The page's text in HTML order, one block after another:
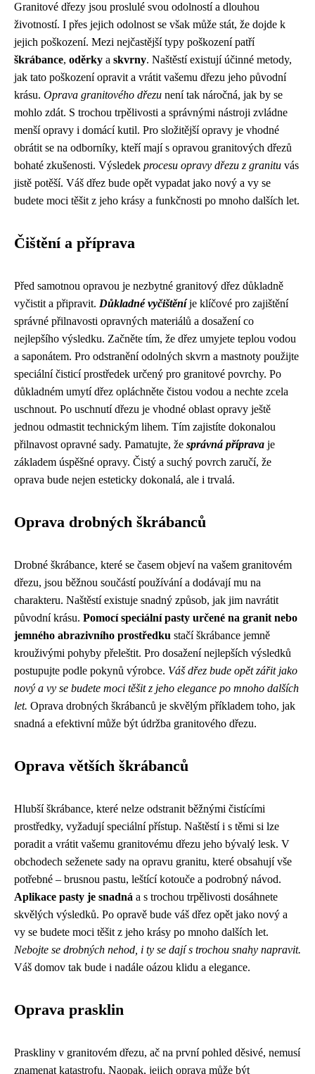
Granitové dřezy jsou proslulé svou odolností a dlouhou
životností. I přes jejich odolnost se však může stát, že dojde k
jejich poškození. Mezi nejčastější typy poškození patří
škrábance, oděrky a skvrny. Naštěstí existují účinné metody,
jak tato poškození opravit a vrátit vašemu dřezu jeho původní
krásu. Oprava granitového dřezu není tak náročná, jak by se
mohlo zdát. S trochou trpělivosti a správnými nástroji zvládne
menší opravy i domácí kutil. Pro složitější opravy je vhodné
obrátit se na odborníky, kteří mají s opravou granitových dřezů
bohaté zkušenosti. Výsledek procesu opravy dřezu z granitu vás
jistě potěší. Váš dřez bude opět vypadat jako nový a vy se
budete moci těšit z jeho krásy a funkčnosti po mnoho dalších let.
Čištění a příprava
Před samotnou opravou je nezbytné granitový dřez důkladně
vyčistit a připravit. Důkladné vyčištěníje klíčové pro zajištění
správné přilnavosti opravných materiálů a dosažení co
nejlepšího výsledku. Začněte tím, že dřez umyjete teplou vodou
a saponátem. Pro odstranění odolných skvrn a mastnoty použijte
speciální čisticí prostředek určený pro granitové povrchy. Po
důkladném umytí dřez opláchněte čistou vodou a nechte zcela
uschnout. Po uschnutí dřezu je vhodné oblast opravy ještě
jednou odmastit technickým lihem. Tím zajistíte dokonalou
přilnavost opravné sady. Pamatujte, že správná příprava je
základem úspěšné opravy. Čistý a suchý povrch zaručí, že
oprava bude nejen esteticky dokonalá, ale i trvalá.
Oprava drobných škrábanců
Drobné škrábance, které se časem objeví na vašem granitovém
dřezu, jsou běžnou součástí používání a dodávají mu na
charakteru. Naštěstí existuje snadný způsob, jak jim navrátit
původní krásu. Pomocí speciální pasty určené na granit nebo
jemného abrazivního prostředku stačí škrábance jemně
krouživými pohyby přeleštit. Pro dosažení nejlepších výsledků
postupujte podle pokynů výrobce. Váš dřez bude opět zářit jako
nový a vy se budete moci těšit z jeho elegance po mnoho dalších
let. Oprava drobných škrábanců je skvělým příkladem toho, jak
snadná a efektivní může být údržba granitového dřezu.
Oprava větších škrábanců
Hlubší škrábance, které nelze odstranit běžnými čistícími
prostředky, vyžadují speciální přístup. Naštěstí i s těmi si lze
poradit a vrátit vašemu granitovému dřezu jeho bývalý lesk. V
obchodech seženete sady na opravu granitu, které obsahují vše
potřebné – brusnou pastu, leštící kotouče a podrobný návod.
Aplikace pasty je snadná a s trochou trpělivosti dosáhnete
skvělých výsledků. Po opravě bude váš dřez opět jako nový a
vy se budete moci těšit z jeho krásy po mnoho dalších let.
Nebojte se drobných nehod, i ty se dají s trochou snahy napravit.
Váš domov tak bude i nadále oázou klidu a elegance.
Oprava prasklin
Praskliny v granitovém dřezu, ač na první pohled děsivé, nemusí
znamenat katastrofu. Naopak, jejich oprava může být